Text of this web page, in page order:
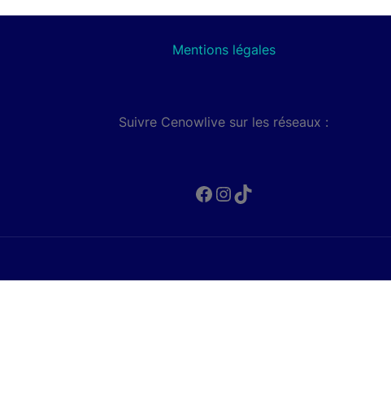
Mentions légales
Suivre Cenowlive sur les réseaux :
Facebook
Instagram
TikTok